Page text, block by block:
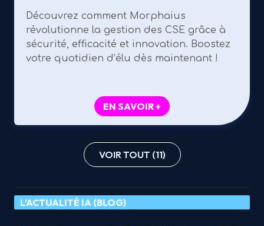
Découvrez comment Morphaius
révolutionne la gestion des CSE grâce à
sécurité, efficacité et innovation. Boostez
votre quotidien d’élu dès maintenant !
EN SAVOIR +
VOIR TOUT (11)
L’ACTUALITÉ IA (BLOG)